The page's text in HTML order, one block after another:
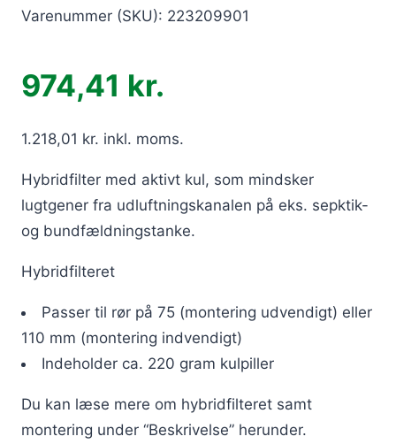
Varenummer (SKU): 223209901
974,41 kr.
1.218,01 kr. inkl. moms.
Hybridfilter med aktivt kul, som mindsker
lugtgener fra udluftningskanalen på eks. sepktik-
og bundfældningstanke.
Hybridfilteret
Passer til rør på 75 (montering udvendigt) eller
110 mm (montering indvendigt)
Indeholder ca. 220 gram kulpiller
Du kan læse mere om hybridfilteret samt
montering under “Beskrivelse” herunder.